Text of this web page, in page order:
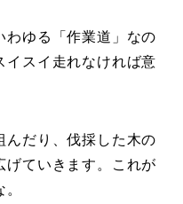
わゆる「作業道」なの
イスイ走れなければ意
んだり、伐採した木の
げていきます。これが